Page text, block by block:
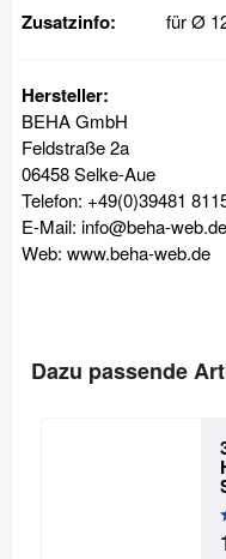
Zusatzinfo: für Ø
Hersteller:
BEHA GmbH
Feldstraße 2a
06458 Selke-Aue
Telefon: +49(0)39481
E-Mail: info@beha-web.de
Web: www.beha-web.de
Dazu passende